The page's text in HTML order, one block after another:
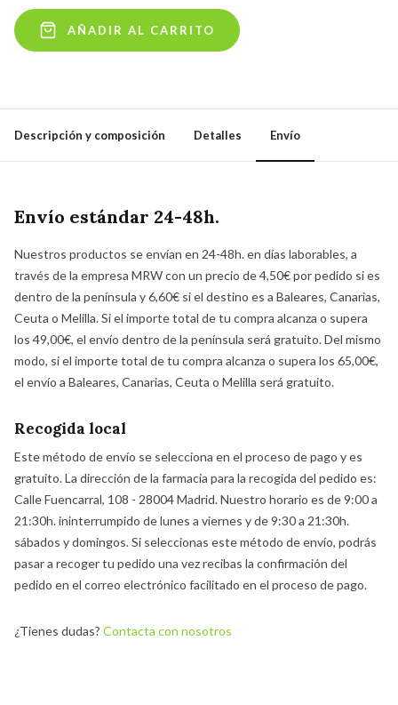
Descripción y composición Detalles Envío
Envío estándar 24-48h.
Nuestros productos se envían en 24-48h. en días laborables, a
través de la empresa MRW con un precio de 4,50€ por pedido si es
dentro de la península y 6,60€ si el destino es a Baleares, Canarias,
Ceuta o Melilla. Si el importe total de tu compra alcanza o supera
los 49,00€, el envío dentro de la península será gratuito. Del mismo
modo, si el importe total de tu compra alcanza o supera los 65,00€,
el envío a Baleares, Canarias, Ceuta o Melilla será gratuito.
Recogida local
Este método de envío se selecciona en el proceso de pago y es
gratuito. La dirección de la farmacia para la recogida del pedido es:
Calle Fuencarral, 108 - 28004 Madrid. Nuestro horario es de 9:00 a
21:30h. ininterrumpido de lunes a viernes y de 9:30 a 21:30h.
sábados y domingos. Si seleccionas este método de envío, podrás
pasar a recoger tu pedido una vez recibas la confirmación del
pedido en el correo electrónico facilitado en el proceso de pago.
¿Tienes dudas? Contacta con nosotros